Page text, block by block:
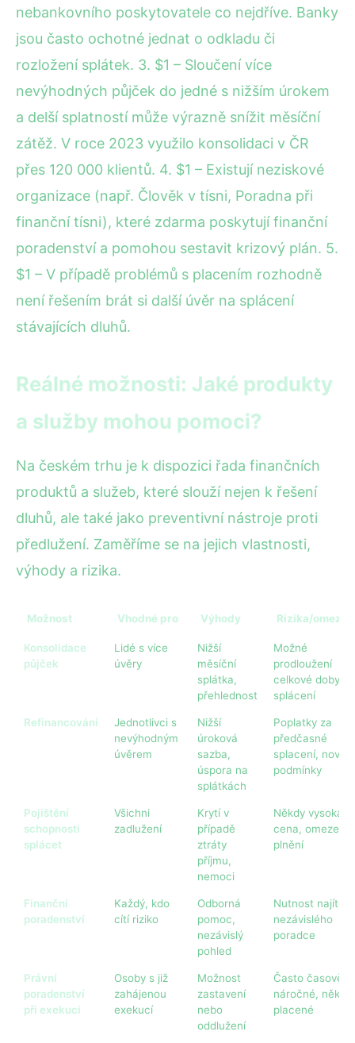
nebankovního poskytovatele co nejdříve. Banky
jsou často ochotné jednat o odkladu či
rozložení splátek. 3. $1 – Sloučení více
nevýhodných půjček do jedné s nižším úrokem
a delší splatností může výrazně snížit měsíční
zátěž. V roce 2023 využilo konsolidaci v ČR
přes 120 000 klientů. 4. $1 – Existují neziskové
organizace (např. Člověk v tísni, Poradna při
finanční tísni), které zdarma poskytují finanční
poradenství a pomohou sestavit krizový plán. 5.
$1 – V případě problémů s placením rozhodně
není řešením brát si další úvěr na splácení
stávajících dluhů.
Reálné možnosti: Jaké produkty
a služby mohou pomoci?
Na českém trhu je k dispozici řada finančních
produktů a služeb, které slouží nejen k řešení
dluhů, ale také jako preventivní nástroje proti
předlužení. Zaměříme se na jejich vlastnosti,
výhody a rizika.
Možnost Vhodné pro Výhody Rizika/
Konsolidace
půjček
Lidé s více
úvěry
Nižší
měsíční
splátka,
přehlednost
Možné
prodloužení
celkové doby
splácení
Refinancování
Jednotlivci s
nevýhodným
úvěrem
Nižší
úroková
sazba,
úspora na
splátkách
Poplatky za
předčasné
splacení, nové
podmínky
Pojištění
schopnosti
splácet
Všichni
zadlužení
Krytí v
případě
ztráty
příjmu,
nemoci
Někdy vysoká
cena, omezené
plnění
Finanční
poradenství
Každý, kdo
cítí riziko
Odborná
pomoc,
nezávislý
pohled
Nutnost najít
nezávislého
poradce
Právní
poradenství
při exekuci
Osoby s již
zahájenou
exekucí
Možnost
zastavení
nebo
oddlužení
Často časově
náročné, někdy
placené